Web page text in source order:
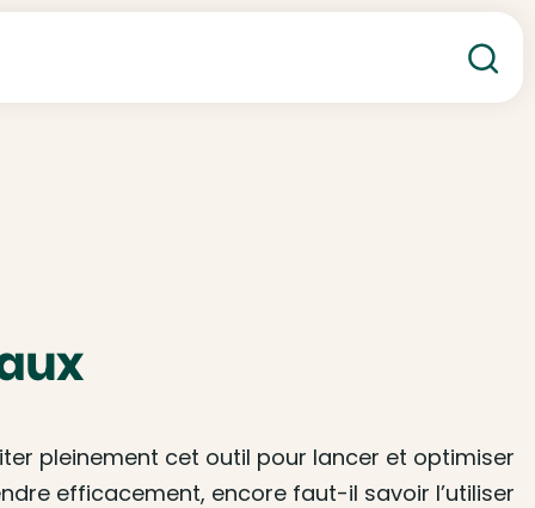
pleinement cet outil pour lancer et optimiser
efficacement, encore faut-il savoir l’utiliser